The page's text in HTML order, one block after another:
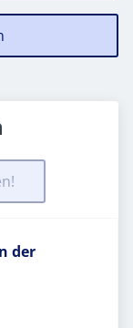
der